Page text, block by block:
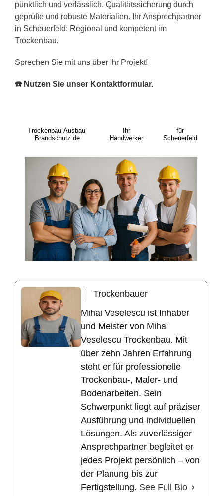
pünktlich und verlässlich. Qualitätssicherung durch
geprüfte und robuste Materialien. Ihr Ansprechpartner
in Scheuerfeld: Regional und kompetent im
Trockenbau.
Sprechen Sie mit uns über Ihr Projekt!
☎️ Nutzen Sie unser Kontaktformular.
Trockenbau-Ausbau-
Brandschutz.de
Ihr
Handwerker
für
Scheuerfeld
Trockenbauer
Mihai Veselescu ist Inhaber
und Meister von Mihai
Veselescu Trockenbau. Mit
über zehn Jahren Erfahrung
steht er für professionelle
Trockenbau-, Maler- und
Bodenarbeiten. Sein
Schwerpunkt liegt auf präziser
Ausführung und individuellen
Lösungen. Als zuverlässiger
Ansprechpartner begleitet er
jedes Projekt persönlich – von
der Planung bis zur
Fertigstellung. See Full Bio